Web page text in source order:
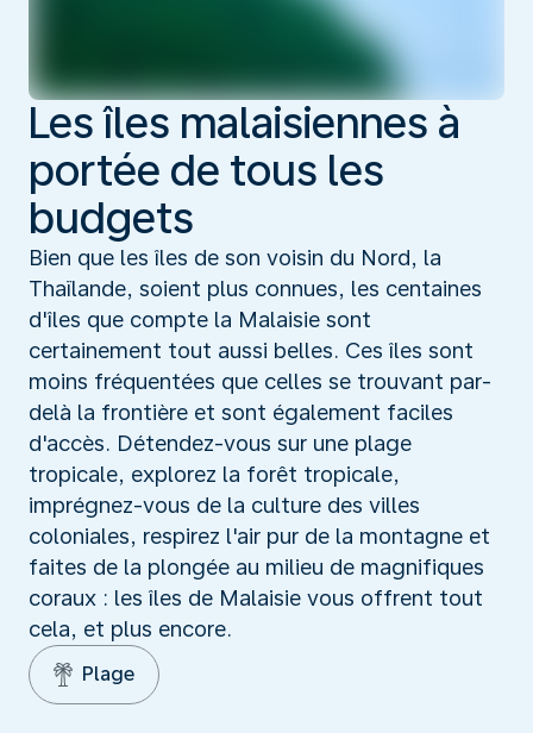
Les îles malaisiennes à
portée de tous les
budgets
Bien que les îles de son voisin du Nord, la
Thaïlande, soient plus connues, les centaines
d'îles que compte la Malaisie sont
certainement tout aussi belles. Ces îles sont
moins fréquentées que celles se trouvant par-
delà la frontière et sont également faciles
d'accès. Détendez-vous sur une plage
tropicale, explorez la forêt tropicale,
imprégnez-vous de la culture des villes
coloniales, respirez l'air pur de la montagne et
faites de la plongée au milieu de magnifiques
coraux : les îles de Malaisie vous offrent tout
cela, et plus encore.
Plage